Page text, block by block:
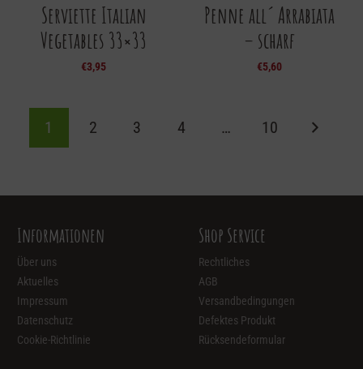
Serviette Italian
Vegetables 33×33
€3,95
Penne all´ Arrabiata
– scharf
€5,60
1 2 3 4 … 10
Informationen
Über uns
Aktuelles
Impressum
Datenschutz
Cookie-Richtlinie
Shop Service
Rechtliches
AGB
Versandbedingungen
Defektes Produkt
Rücksendeformular